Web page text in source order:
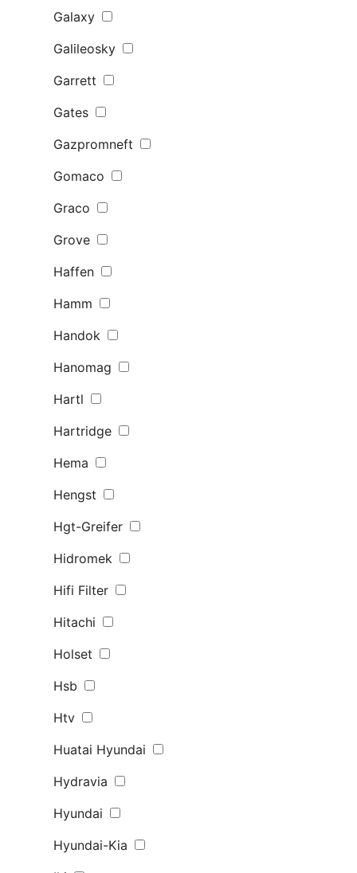
Galaxy
Galileosky
Garrett
Gates
Gazpromneft
Gomaco
Graco
Grove
Haffen
Hamm
Handok
Hanomag
Hartl
Hartridge
Hema
Hengst
Hgt-Greifer
Hidromek
Hifi Filter
Hitachi
Holset
Hsb
Htv
Huatai Hyundai
Hydravia
Hyundai
Hyundai-Kia